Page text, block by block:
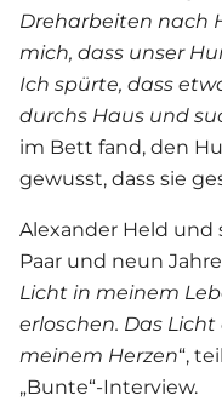
Dreharbeiten nach
mich, dass unser
Ich spürte, dass
durchs Haus und
im Bett fand, den
gewusst, dass sie
Alexander Held und
Paar und neun
Licht in meinem
erloschen. Das
meinem Herzen“,
„Bunte“-Interview.